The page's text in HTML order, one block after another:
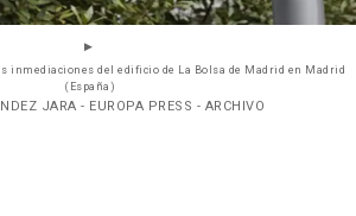
inmediaciones del edificio de La Bolsa de Madrid en Madrid
(España)
JARA - EUROPA PRESS - ARCHIVO